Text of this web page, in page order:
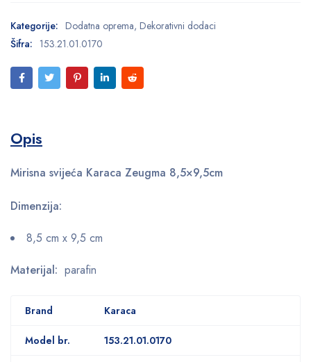
Kategorije: Dodatna oprema, Dekorativni dodaci
Šifra: 153.21.01.0170
Opis
Mirisna svijeća Karaca Zeugma 8,5×9,5cm
Dimenzija:
8,5 cm x 9,5 cm
Materijal: parafin
Brand Karaca
Model br. 153.21.01.0170